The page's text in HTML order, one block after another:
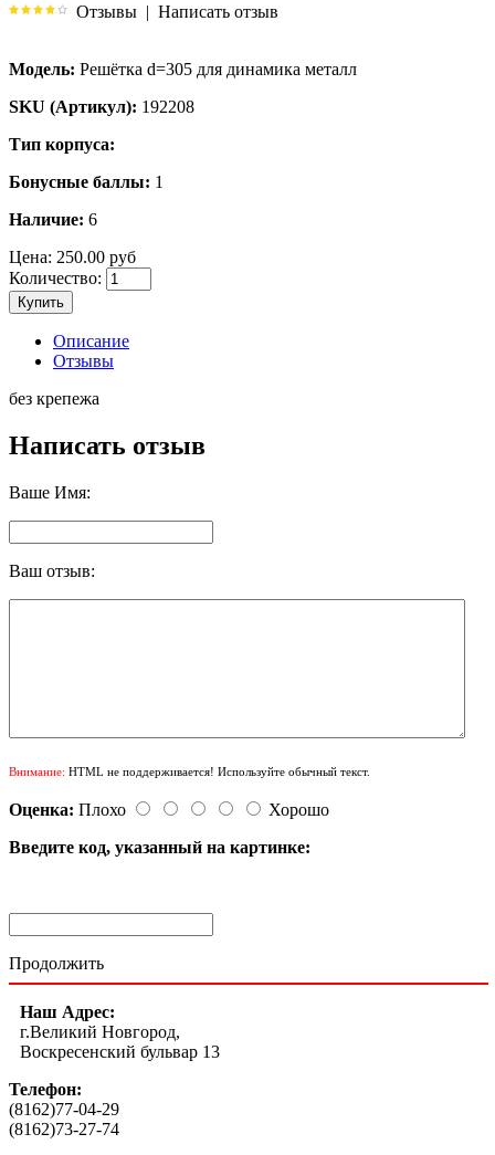
Отзывы | Написать отзыв
Модель: Решётка d=305 для динамика металл
SKU (Артикул): 192208
Тип корпуса:
Бонусные баллы: 1
Наличие: 6
Цена: 250.00 руб
Количество:
Купить
Описание
Отзывы
без крепежа
Написать отзыв
Ваше Имя:
Ваш отзыв:
Внимание: HTML не поддерживается! Используйте обычный текст.
Оценка: Плохо
Хорошо
Введите код, указанный на картинке:
Продолжить
Наш Адрес:
г.Великий Новгород,
Воскресенский бульвар 13
Телефон:
(8162)77-04-29
(8162)73-27-74